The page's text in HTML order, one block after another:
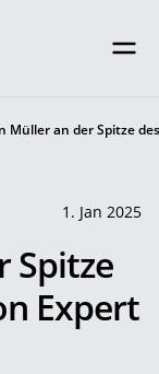
Müller an der Spitze
1. Jan 2025
Spitze
Expert